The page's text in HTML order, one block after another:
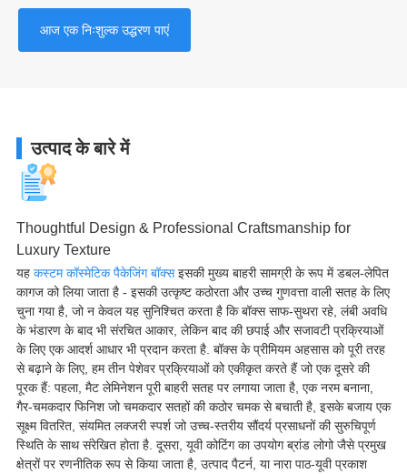
आज एक निःशुल्क उद्धरण पाएं
उत्पाद के बारे में
Thoughtful Design & Professional Craftsmanship for
Luxury Texture
यह कस्टम कॉस्मेटिक पैकेजिंग बॉक्सइसकी मुख्य बाहरी सामग्री के रूप में डबल-लेपित
कागज को लिया जाता है - इसकी उत्कृष्ट कठोरता और उच्च गुणवत्ता वाली सतह के लिए
चुना गया है, जो न केवल यह सुनिश्चित करता है कि बॉक्स साफ-सुथरा रहे, लंबी अवधि
के भंडारण के बाद भी संरचित आकार, लेकिन बाद की छपाई और सजावटी प्रक्रियाओं
के लिए एक आदर्श आधार भी प्रदान करता है. बॉक्स के प्रीमियम अहसास को पूरी तरह
से बढ़ाने के लिए, हम तीन पेशेवर प्रक्रियाओं को एकीकृत करते हैं जो एक दूसरे की
पूरक हैं: पहला, मैट लेमिनेशन पूरी बाहरी सतह पर लगाया जाता है, एक नरम बनाना,
गैर-चमकदार फिनिश जो चमकदार सतहों की कठोर चमक से बचाती है, इसके बजाय एक
सूक्ष्म वितरित, संयमित लक्जरी स्पर्श जो उच्च-स्तरीय सौंदर्य प्रसाधनों की सुरुचिपूर्ण
स्थिति के साथ संरेखित होता है. दूसरा, यूवी कोटिंग का उपयोग ब्रांड लोगो जैसे प्रमुख
क्षेत्रों पर रणनीतिक रूप से किया जाता है, उत्पाद पैटर्न, या नारा पाठ-यूवी प्रकाश